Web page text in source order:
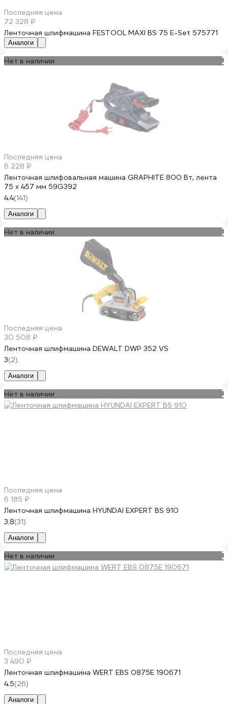
Последняя цена
72 328 ₽
Ленточная шлифмашина FESTOOL MAXI BS 75 E-Set 575771
Аналоги
Нет в наличии
Последняя цена
6 228 ₽
Ленточная шлифовальная машина GRAPHITE 800 Вт, лента
75 x 457 мм 59G392
4.4(141)
Аналоги
Нет в наличии
Последняя цена
30 508 ₽
Ленточная шлифмашина DEWALT DWP 352 VS
3(2)
Аналоги
Нет в наличии
Последняя цена
6 185 ₽
Ленточная шлифмашина HYUNDAI EXPERT BS 910
3.8(31)
Аналоги
Нет в наличии
Последняя цена
3 490 ₽
Ленточная шлифмашина WERT EBS 0875E 190671
4.5(26)
Аналоги